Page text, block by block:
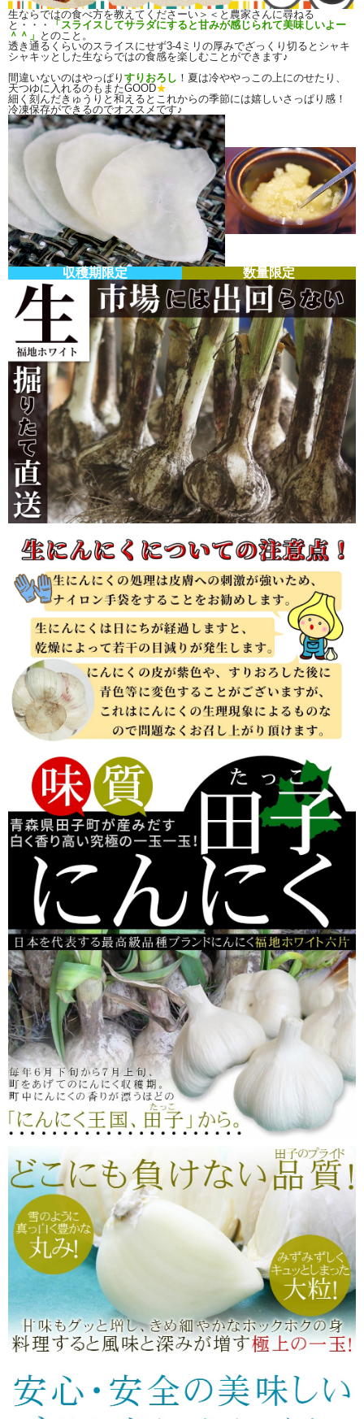
生ならではの食べ方を教えてくださーい＞＜と農家さんに尋ねる
と・・・
「スライスしてサラダにすると甘みが感じられて美味しいよー
＾＾」 とのこと。
透き通るくらいのスライスにせず3-4ミリの厚みでざっくり切るとシャキ
シャキッとした生ならではの食感を楽しむことができます♪
間違いないのはやっぱり すりおろし ！夏は冷ややっこの上にのせたり、
天つゆに入れるのもまたGOOD★
細く刻んだきゅうりと和えるとこれからの季節には嬉しいさっぱり感！
冷凍保存ができるのでオススメです♪
収穫期限定 数量限定